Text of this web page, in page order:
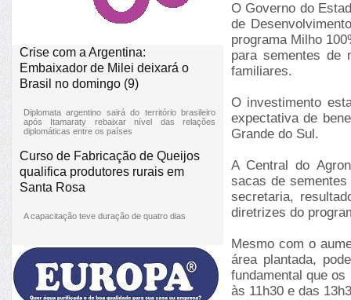
Crise com a Argentina:
Embaixador de Milei deixará o
Brasil no domingo (9)
Diplomata argentino sairá do território brasileiro
após Itamaraty rebaixar nível das relações
diplomáticas entre os países
Curso de Fabricação de Queijos
qualifica produtores rurais em
Santa Rosa
A capacitação teve duração de quatro dias
O Governo do
de
programa Milho
para sementes de
familiares.
O investimento
expectativa de
Grande do Sul.
A Central do
sacas de
secretaria,
diretrizes do
Mesmo com o
área plantada,
fundamental que
às 11h30 e das